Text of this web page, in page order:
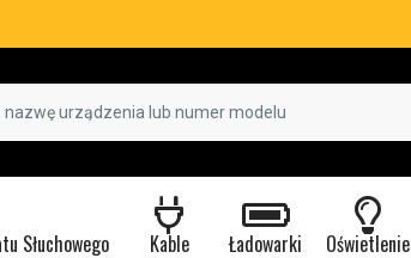
Słuchowego Kable Ładowarki Oświetlenie